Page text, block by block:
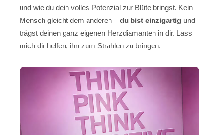
und wie du dein volles Potenzial zur Blüte bringst. Kein
Mensch gleicht dem anderen –du bist einzigartig und
trägst deinen ganz eigenen Herzdiamanten in dir. Lass
mich dir helfen, ihn zum Strahlen zu bringen.